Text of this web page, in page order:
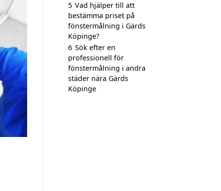
5 Vad hjälper till att
bestämma priset på
fönstermålning i Gärds
Köpinge?
6 Sök efter en
professionell för
fönstermålning i andra
städer nära Gärds
Köpinge